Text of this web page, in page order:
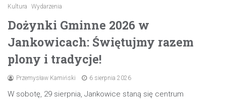
Kultura Wydarzenia
Dożynki Gminne 2026 w
Jankowicach: Świętujmy razem
plony i tradycje!
Przemysław Kamiński 6 sierpnia 2026
W sobotę, 29 sierpnia, Jankowice staną się centrum